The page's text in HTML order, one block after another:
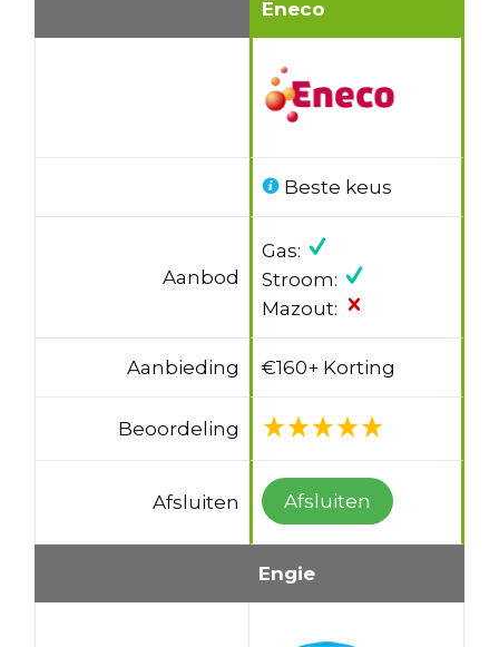
Eneco
Beste keus
Aanbod
Gas:
Stroom:
Mazout:
Aanbieding €160+ Korting
Beoordeling
Afsluiten Afsluiten
Engie